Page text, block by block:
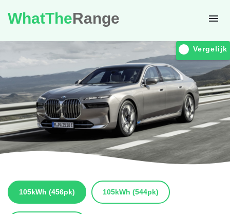
WhatTheRange
Vergelijk
105kWh (456pk) 105kWh (544pk)